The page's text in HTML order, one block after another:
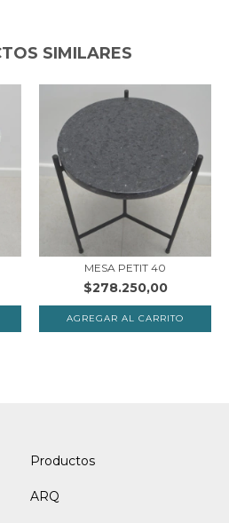
SIMILARES
MESA PETIT 40
$278.250,00
AGREGAR AL CARRITO
Productos
ARQ